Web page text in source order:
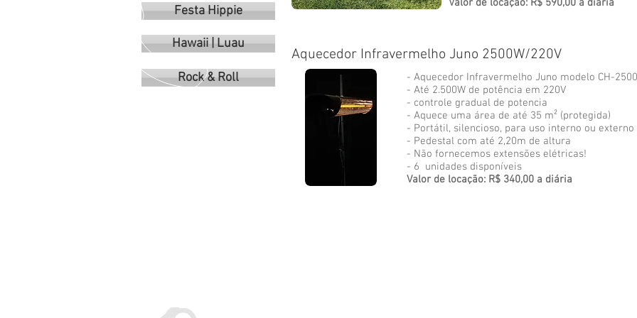
Festa Hippie
Hawaii | Luau
Rock & Roll
Valor de locação: R$ 590,00 a diária
Aquecedor Infravermelho Juno 2500W/220V
- Aquecedor Infravermelho Juno modelo CH-
- Até 2.500W de potência em 220V
- controle gradual de potencia
- Aquece uma área de até 35 m² (protegida)
- Portátil, silencioso, para uso interno ou externo
- Pedestal com até 2,20m de altura
- Não fornecemos extensões elétricas!
- 6 unidades disponíveis
Valor de locação: R$ 340,00 a diária